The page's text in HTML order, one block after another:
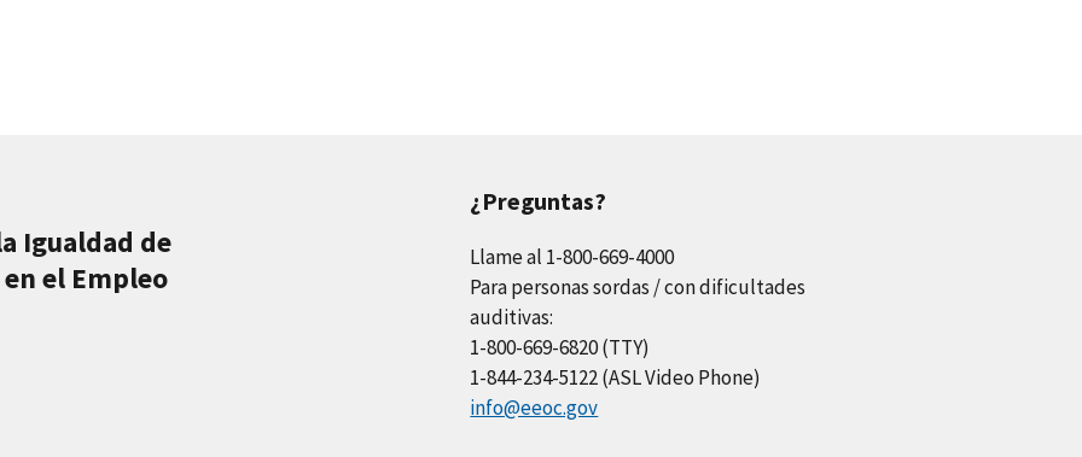
Igualdad de
el Empleo
¿Preguntas?
Llame al 1-800-669-4000
Para personas sordas / con dificultades
auditivas:
1-800-669-6820 (TTY)
1-844-234-5122 (ASL Video Phone)
info@eeoc.gov